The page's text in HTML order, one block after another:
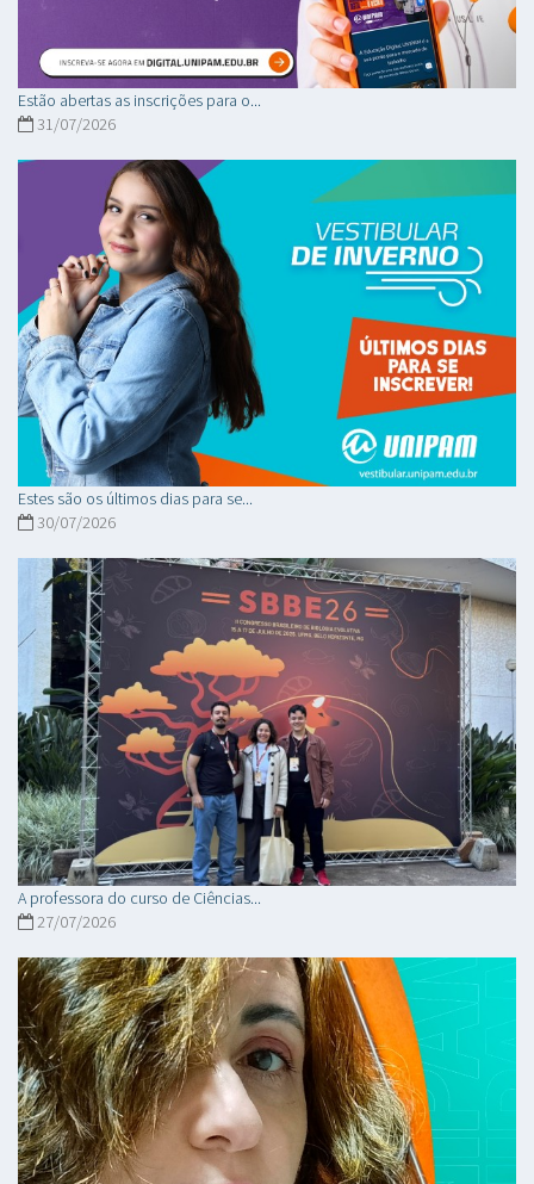
Estão abertas as inscrições para o...
31/07/2026
Estes são os últimos dias para se...
30/07/2026
A professora do curso de Ciências...
27/07/2026